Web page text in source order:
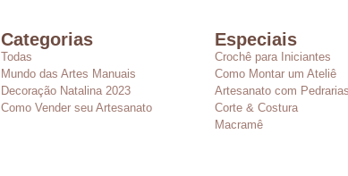
Categorias
Todas
Mundo das Artes Manuais
Decoração Natalina 2023
Como Vender seu Artesanato
Especiais
Crochê para Iniciantes
Como Montar um Ateliê
Artesanato com Pedrarias
Corte & Costura
Macramê